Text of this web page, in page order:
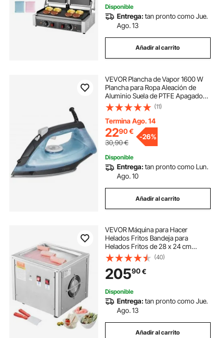
Disponible
Entrega:tan pronto como Jue.
Ago. 13
Añadir al carrito
VEVOR Plancha de Vapor 1600 W
Plancha para Ropa Aleación de
Aluminio Suela de PTFE Apagado
Automático Autolimpieza 4
Configuraciones de Temperatura
Calentamiento Rápido para
Planchar Ropa en Casa
(11)
Termina Ago. 14
2290€
30,90€
-26%
Disponible
Entrega:tan pronto como Lun.
Ago. 10
Añadir al carrito
VEVOR Máquina para Hacer
Helados Fritos Bandeja para
Helados Fritos de 28 x 24 cm
Plancha para Helados Enrollados
de Acero Inoxidable con
Compresor y 2 Raspadores para
Hacer Helados, Yogur Helado
(40)
20590€
Disponible
Entrega:tan pronto como Jue.
Ago. 13
Añadir al carrito